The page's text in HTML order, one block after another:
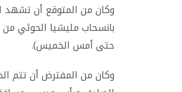
وكان من المتوقع أن تشهد
حتى أمس الخميس).
وكان من المفترض أن تتم